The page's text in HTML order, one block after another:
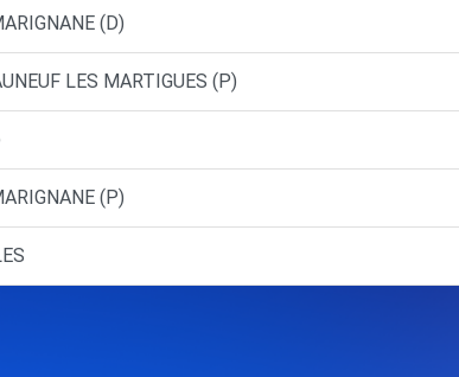
(D)
LES MARTIGUES (P)
(P)